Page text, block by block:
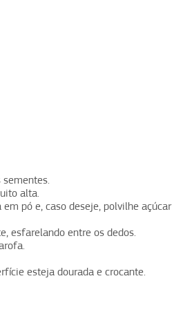
alta.
pó e, caso deseje, polvilhe açúcar
esfarelando entre os dedos.
esteja dourada e crocante.